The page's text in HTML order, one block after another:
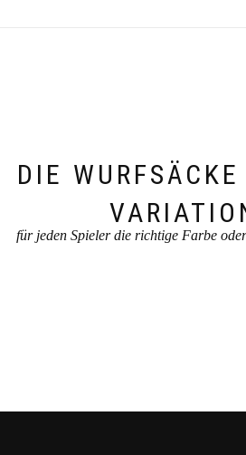
DIE
für jeden Spieler die richtige Farbe